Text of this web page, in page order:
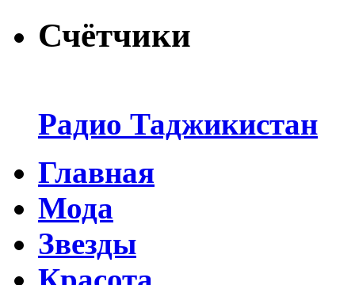
Счётчики
Радио Таджикистан
Главная
Мода
Звезды